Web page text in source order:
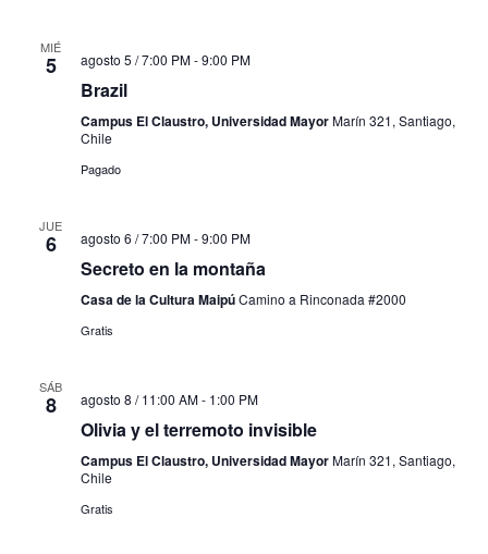
MIÉ
5 agosto 5 / 7:00 PM-9:00 PM
Brazil
Campus El Claustro, Universidad MayorMarín 321, Santiago,
Chile
Pagado
JUE
6 agosto 6 / 7:00 PM-9:00 PM
Secreto en la montaña
Casa de la Cultura MaipúCamino a Rinconada #2000
Gratis
SÁB
8 agosto 8 / 11:00 AM- 1:00 PM
Olivia y el terremoto invisible
Campus El Claustro, Universidad MayorMarín 321, Santiago,
Chile
Gratis